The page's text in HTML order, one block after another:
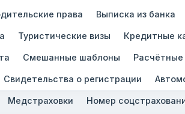
права Выписка из банка
Туристические визы Кредитные
Смешанные шаблоны
Свидетельства о регистрации
Медстраховки Номер